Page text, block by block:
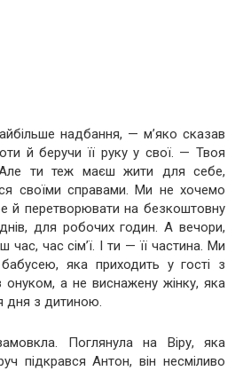
надбання, — м’яко сказав
й беручи її руку у свої. — Твоя
Але ти теж маєш жити для себе,
своїми справами. Ми не хочемо
й перетворювати на безкоштовну
для робочих годин. А вечори,
час, час сім’ї. І ти — її частина. Ми
яка приходить у гості з
онуком, а не виснажену жінку, яка
дня з дитиною.
Поглянула на Віру, яка
підкрався Антон, він несміливо